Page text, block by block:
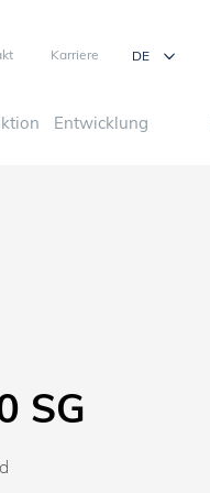
Karriere
Entwicklung
SG